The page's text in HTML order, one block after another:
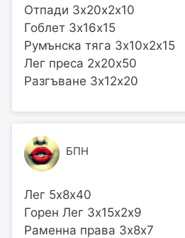
Отпади 3х20х2х10
Гоблет 3х16х15
Румънска тяга 3х10х2х15
Лег преса 2х20х50
Разгъване 3х12х20
БПН
Лег 5х8х40
Горен Лег 3х15х2х9
Раменна права 3х8х7